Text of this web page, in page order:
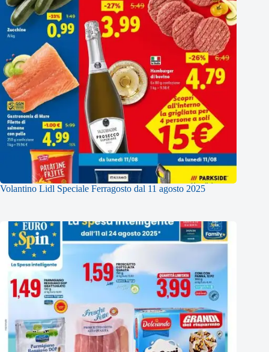
Volantino Lidl Speciale Ferragosto dal 11 agosto 2025